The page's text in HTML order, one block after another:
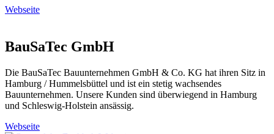
Webseite
BauSaTec GmbH
Die BauSaTec Bauunternehmen GmbH & Co. KG hat ihren Sitz in
Hamburg / Hummelsbüttel und ist ein stetig wachsendes
Bauunternehmen. Unsere Kunden sind überwiegend in Hamburg
und Schleswig-Holstein ansässig.
Webseite